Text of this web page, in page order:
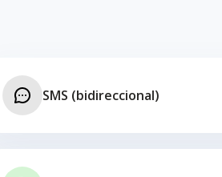
SMS (bidireccional)